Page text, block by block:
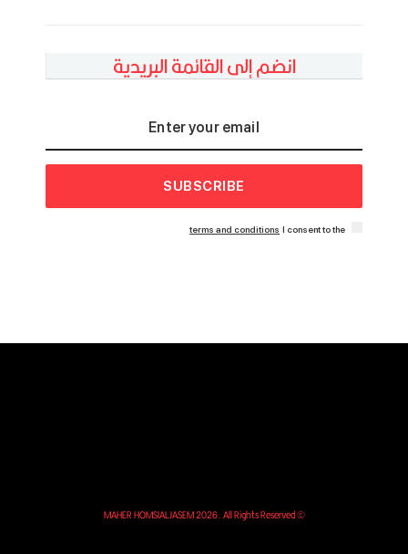
انضم إلى القائمة البريدية
SUBSCRIBE
I consent to the
terms and conditions
© MAHER HOMSIALJASEM 2026. All Rights Reserved